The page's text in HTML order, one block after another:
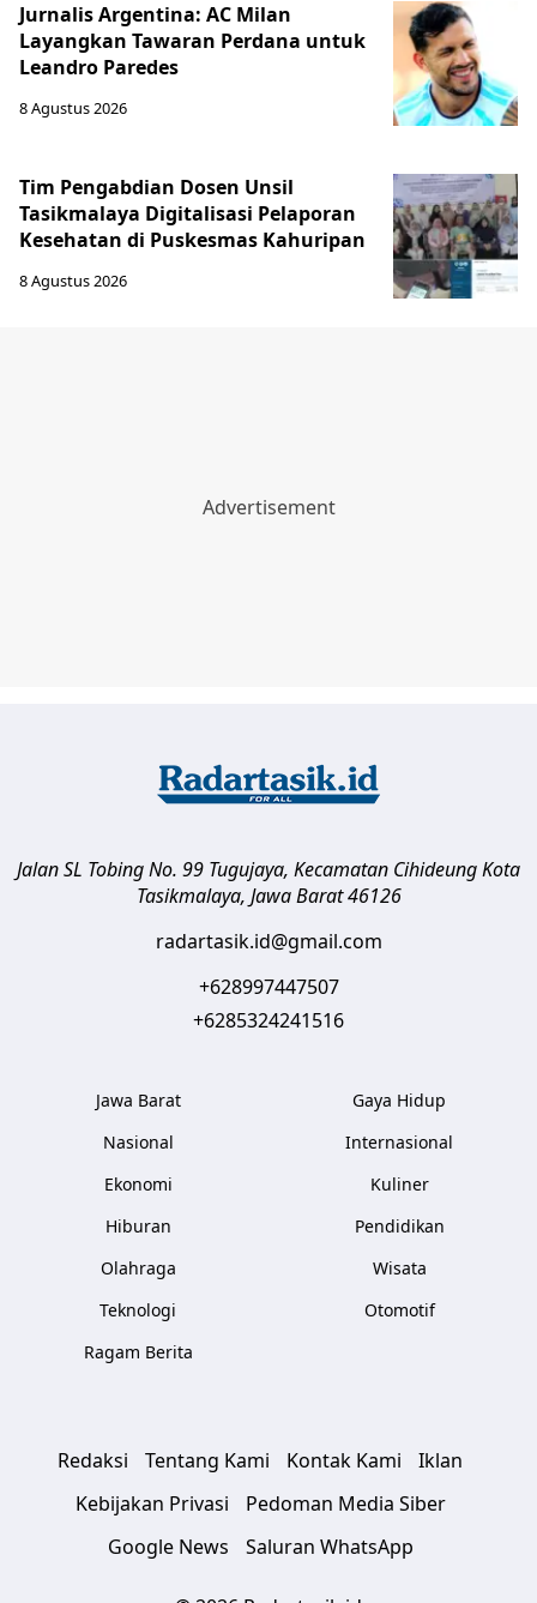
Jurnalis Argentina: AC Milan
Layangkan Tawaran Perdana untuk
Leandro Paredes
8 Agustus 2026
Tim Pengabdian Dosen Unsil
Tasikmalaya Digitalisasi Pelaporan
Kesehatan di Puskesmas Kahuripan
8 Agustus 2026
Jalan SL Tobing No. 99 Tugujaya, Kecamatan CihideungKota
Tasikmalaya, Jawa Barat 46126
radartasik.id@gmail.com
+628997447507
+6285324241516
Jawa Barat
Nasional
Ekonomi
Hiburan
Olahraga
Teknologi
Ragam Berita
Gaya Hidup
Internasional
Kuliner
Pendidikan
Wisata
Otomotif
Redaksi Tentang Kami Kontak Kami
Iklan
Kebijakan Privasi
Pedoman Media Siber
Google News
Saluran WhatsApp